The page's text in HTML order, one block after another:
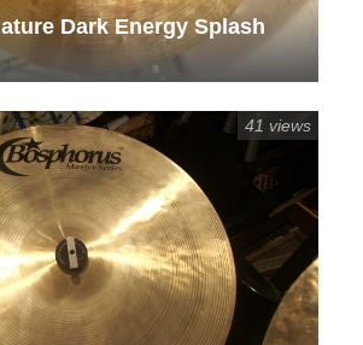
Dark Energy Splash
41 views